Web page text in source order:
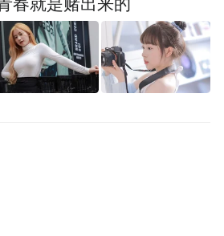
春就是赌出来的